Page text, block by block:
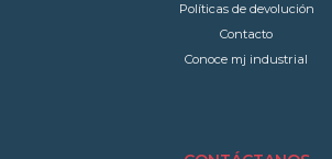
Políticas de devolución
Contacto
Conoce mj industrial